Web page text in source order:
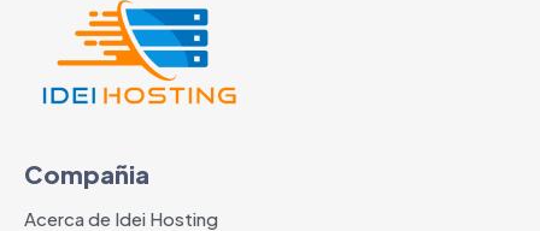
Compañia
Acerca de Idei Hosting